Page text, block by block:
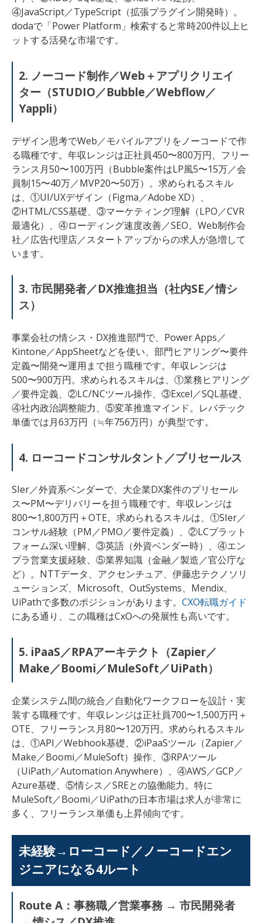
④JavaScript／TypeScript（拡張プラグイン開発時）。
dodaで「Power Platform」検索すると常時200件以上ヒ
ットする活発な市場です。
2. ノーコード制作／Web＋アプリクリエイ
ター（STUDIO／Bubble／Webflow／
Yappli）
デザイン思考でWeb／モバイルアプリをノーコードで作
る職種です。年収レンジは正社員450〜800万円、フリー
ランス月50〜100万円（Bubble案件はLP風5〜15万／会
員制15〜40万／MVP20〜50万）。求められるスキル
は、①UI/UXデザイン（Figma／Adobe XD）、
②HTML/CSS基礎、③マーケティング理解（LPO／CVR
最適化）、④ローディング速度改善／SEO。Web制作会
社／広告代理店／スタートアップからの求人が急増して
います。
3. 市民開発者／DX推進担当（社内SE／情シ
ス）
事業会社の情シス・DX推進部門で、Power Apps／
Kintone／AppSheetなどを使い、部門ヒアリング〜要件
定義〜開発〜運用まで担う職種です。年収レンジは
500〜900万円。求められるスキルは、①業務ヒアリング
／要件定義、②LC/NCツール操作、③Excel／SQL基礎、
④社内政治調整能力、⑤変革推進マインド。レバテック
単価では月63万円（≒年756万円）が典型です。
4. ローコードコンサルタント／プリセールス
SIer／外資系ベンダーで、大企業DX案件のプリセール
ス〜PM〜デリバリーを担う職種です。年収レンジは
800〜1,800万円＋OTE。求められるスキルは、①SIer／
コンサル経験（PM／PMO／要件定義）、②LCプラット
フォーム深い理解、③英語（外資ベンダー時）、④エン
プラ営業支援経験、⑤業界知識（金融／製造／官公庁な
ど）。NTTデータ、アクセンチュア、伊藤忠テクノソリ
ューションズ、Microsoft、OutSystems、Mendix、
UiPathで多数のポジションがあります。 CXO転職ガイド
にある通り、この職種はCxOへの発展性も高いです。
5. iPaaS／RPAアーキテクト（Zapier／
Make／Boomi／MuleSoft／UiPath）
企業システム間の統合／自動化ワークフローを設計・実
装する職種です。年収レンジは正社員700〜1,500万円＋
OTE、フリーランス月80〜120万円。求められるスキル
は、①API／Webhook基礎、②iPaaSツール（Zapier／
Make／Boomi／MuleSoft）操作、③RPAツール
（UiPath／Automation Anywhere）、④AWS／GCP／
Azure基礎、⑤情シス／SREとの協働能力。特に
MuleSoft／Boomi／UiPathの日本市場は求人が非常に
多く、フリーランス単価も上昇傾向です。
未経験→ローコード／ノーコードエン
ジニアになる4ルート
Route A：事務職／営業事務 → 市民開発者